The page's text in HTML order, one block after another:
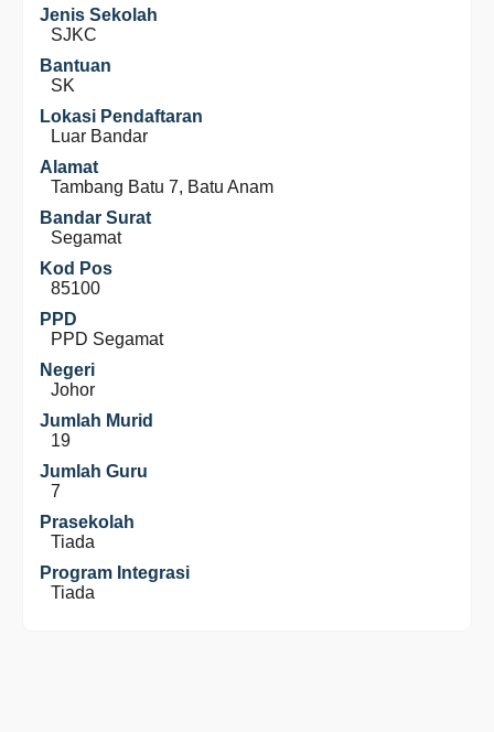
Jenis Sekolah
SJKC
Bantuan
SK
Lokasi Pendaftaran
Luar Bandar
Alamat
Tambang Batu 7, Batu Anam
Bandar Surat
Segamat
Kod Pos
85100
PPD
PPD Segamat
Negeri
Johor
Jumlah Murid
19
Jumlah Guru
7
Prasekolah
Tiada
Program Integrasi
Tiada